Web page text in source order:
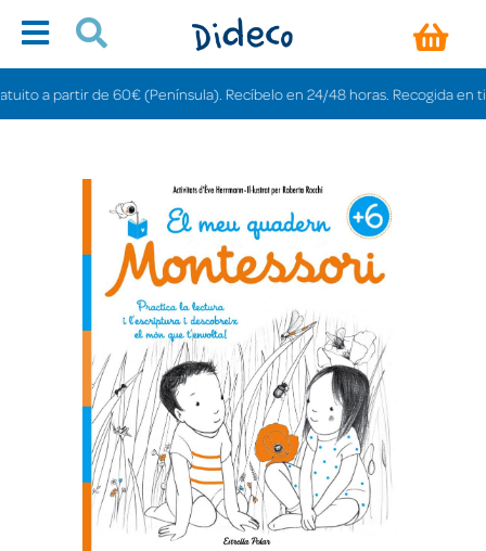
a partir de 60€ (Península). Recíbelo en 24/48 horas. Recogida en